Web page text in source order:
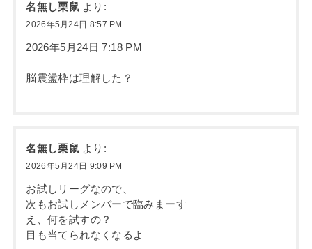
名無し栗鼠 より:
2026年5月24日 8:57 PM
2026年5月24日 7:18 PM
脳震盪枠は理解した？
名無し栗鼠 より:
2026年5月24日 9:09 PM
お試しリーグなので、
次もお試しメンバーで臨みまーす
え、何を試すの？
目も当てられなくなるよ